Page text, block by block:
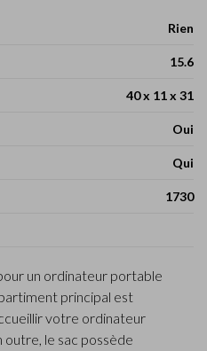
Rien
15.6
40 x 11 x 31
Oui
Qui
1730
un ordinateur portable
principal est
votre ordinateur
le sac possède